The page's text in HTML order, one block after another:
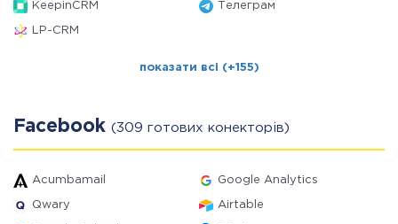
KeepinCRM Телеграм
LP-CRM
показати всі (+155)
Facebook (309 готових конекторів)
Acumbamail Google Analytics
Qwary Airtable